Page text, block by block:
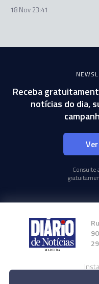
18 Nov 23:41
Receba
notícias do dia,
Consulte